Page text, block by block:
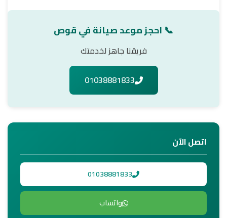
📞 احجز موعد صيانة في قوص
فريقنا جاهز لخدمتك
01038881833
اتصل الآن
01038881833
واتساب